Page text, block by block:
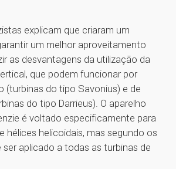
explicam que criaram um
um melhor aproveitamento
as desvantagens da utilização da
que podem funcionar por
(turbinas do tipo Savonius) e de
do tipo Darrieus). O aparelho
é voltado especificamente para
hélices helicoidais, mas segundo os
ser aplicado a todas as turbinas de